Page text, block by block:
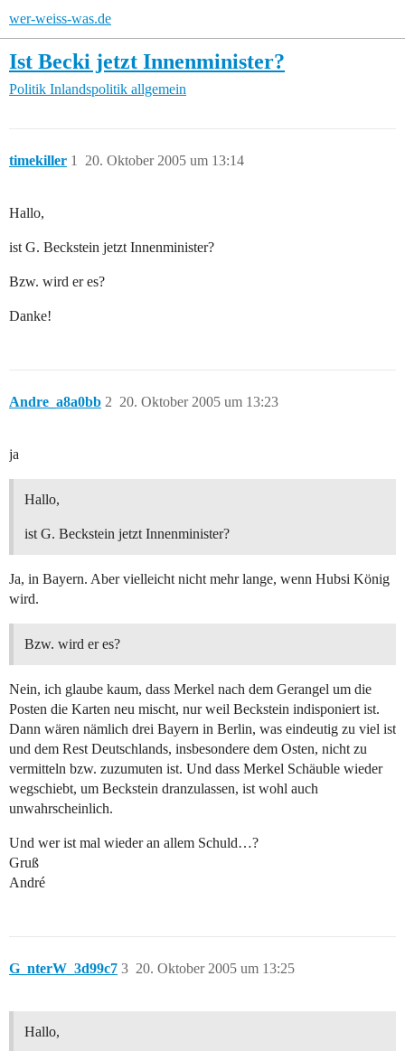
wer-weiss-was.de
Ist Becki jetzt Innenminister?
Politik Inlandspolitik allgemein
timekiller 20. Oktober 2005 um 13:14
1
Hallo,
ist G. Beckstein jetzt Innenminister?
Bzw. wird er es?
Danke!
Andre_a8a0bb 20. Oktober 2005 um 13:23
2
ja
Hallo,
ist G. Beckstein jetzt Innenminister?
Ja, in Bayern. Aber vielleicht nicht mehr lange, wenn Hubsi König
wird.
Bzw. wird er es?
Nein, ich glaube kaum, dass Merkel nach dem Gerangel um die
Posten die Karten neu mischt, nur weil Beckstein indisponiert ist.
Dann wären nämlich drei Bayern in Berlin, was eindeutig zu viel ist
und dem Rest Deutschlands, insbesondere dem Osten, nicht zu
vermitteln bzw. zuzumuten ist. Und dass Merkel Schäuble wieder
wegschiebt, um Beckstein dranzulassen, ist wohl auch
unwahrscheinlich.
Und wer ist mal wieder an allem Schuld…?
Gruß
André
G_nterW_3d99c7 20. Oktober 2005 um 13:25
3
Hallo,